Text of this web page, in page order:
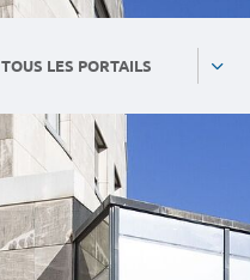
TOUS LES PORTAILS